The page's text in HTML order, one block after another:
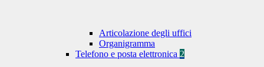
Articolazione degli uffici
Organigramma
Telefono e posta elettronica 2